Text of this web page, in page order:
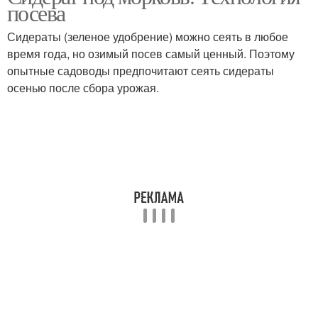
посева
Сидераты (зеленое удобрение) можно сеять в любое
время года, но озимый посев самый ценный. Поэтому
опытные садоводы предпочитают сеять сидераты
осенью после сбора урожая.